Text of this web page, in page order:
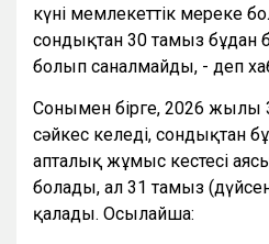
күні мемлекеттік мереке
сондықтан 30 тамыз бұдан
болып саналмайды, - деп
Сонымен бірге, 2026 жылғы
сәйкес келеді, сондықтан
апталық жұмыс кестесі
болады, ал 31 тамыз
қалады. Осылайша: